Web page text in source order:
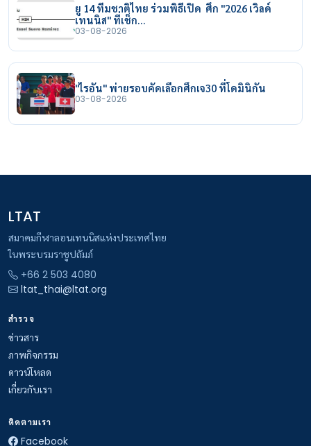
ยู 14 ทีมชาติไทย ร่วมพิธีเปิด ศึก "2026 เวิลด์
เทนนิส" ที่เช็ก…
03-08-2026
"ไรอัน" พ่ายรอบคัดเลือกศึกเจ30 ที่โดมินิกัน
03-08-2026
LTAT
สมาคมกีฬาลอนเทนนิสแห่งประเทศไทย
ในพระบรมราชูปถัมภ์
+66 2 503 4080
ltat_thai@ltat.org
สำรวจ
ข่าวสาร
ภาพกิจกรรม
ดาวน์โหลด
เกี่ยวกับเรา
ติดตามเรา
Facebook